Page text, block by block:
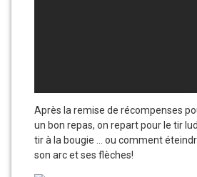
Après la remise de récompenses
un bon repas, on repart pour le tir
tir à la bougie … ou comment
son arc et ses flèches!